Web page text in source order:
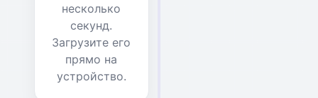
несколько
секунд.
Загрузите его
прямо на
устройство.